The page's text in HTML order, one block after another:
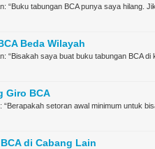
“Buku tabungan BCA punya saya hilang.
Beda Wilayah
“Bisakah saya buat buku tabungan BCA
Giro BCA
“Berapakah setoran awal minimum untuk
di Cabang Lain